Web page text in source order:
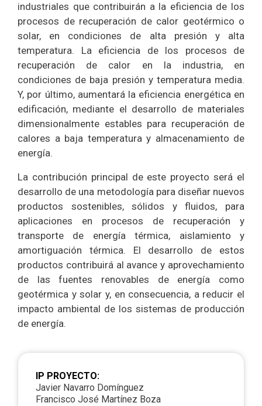
industriales que contribuirán a la eficiencia de los
procesos de recuperación de calor geotérmico o
solar, en condiciones de alta presión y alta
temperatura. La eficiencia de los procesos de
recuperación de calor en la industria, en
condiciones de baja presión y temperatura media.
Y, por último, aumentará la eficiencia energética en
edificación, mediante el desarrollo de materiales
dimensionalmente estables para recuperación de
calores a baja temperatura y almacenamiento de
energía.
La contribución principal de este proyecto será el
desarrollo de una metodología para diseñar nuevos
productos sostenibles, sólidos y fluidos, para
aplicaciones en procesos de recuperación y
transporte de energía térmica, aislamiento y
amortiguación térmica. El desarrollo de estos
productos contribuirá al avance y aprovechamiento
de las fuentes renovables de energía como
geotérmica y solar y, en consecuencia, a reducir el
impacto ambiental de los sistemas de producción
de energía.
IP PROYECTO:
Javier Navarro Domínguez
Francisco José Martínez Boza